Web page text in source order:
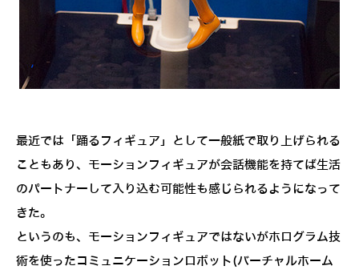
最近では「踊るフィギュア」として一般紙で取り上げられる
こともあり、モーションフィギュアが会話機能を持てば生活
のパートナーして入り込む可能性も感じられるようになって
きた。
というのも、モーションフィギュアではないがホログラム技
術を使ったコミュニケーションロボット(バーチャルホーム